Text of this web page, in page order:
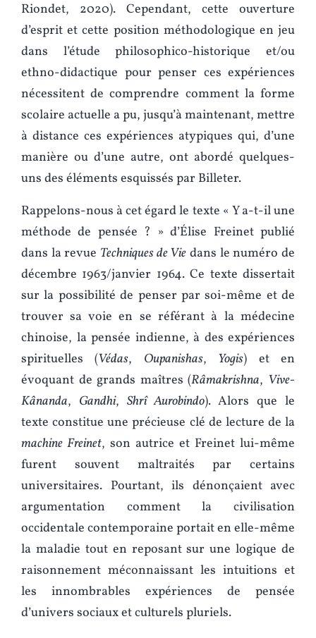
Riondet, 2020). Cependant, cette ouverture
d’esprit et cette position méthodologique en jeu
dans l’étude philosophico-historique et/ou
ethno-didactique pour penser ces expériences
nécessitent de comprendre comment la forme
scolaire actuelle a pu, jusqu’à maintenant, mettre
à distance ces expériences atypiques qui, d’une
manière ou d’une autre, ont abordé quelques-
uns des éléments esquissés par Billeter.
Rappelons-nous à cet égard le texte « Y a-t-il une
méthode de pensée ? » d’Élise Freinet publié
dans la revue Techniques de Vie dans le numéro de
décembre 1963/janvier 1964. Ce texte dissertait
sur la possibilité de penser par soi-même et de
trouver sa voie en se référant à la médecine
chinoise, la pensée indienne, à des expériences
spirituelles (Védas, Oupanishas, Yogis) et en
évoquant de grands maîtres (Râmakrishna, Vive-
Kânanda, Gandhi, Shrî Aurobindo). Alors que le
texte constitue une précieuse clé de lecture de la
machine Freinet, son autrice et Freinet lui-même
furent souvent maltraités par certains
universitaires. Pourtant, ils dénonçaient avec
argumentation comment la civilisation
occidentale contemporaine portait en elle-même
la maladie tout en reposant sur une logique de
raisonnement méconnaissant les intuitions et
les innombrables expériences de pensée
d’univers sociaux et culturels pluriels.